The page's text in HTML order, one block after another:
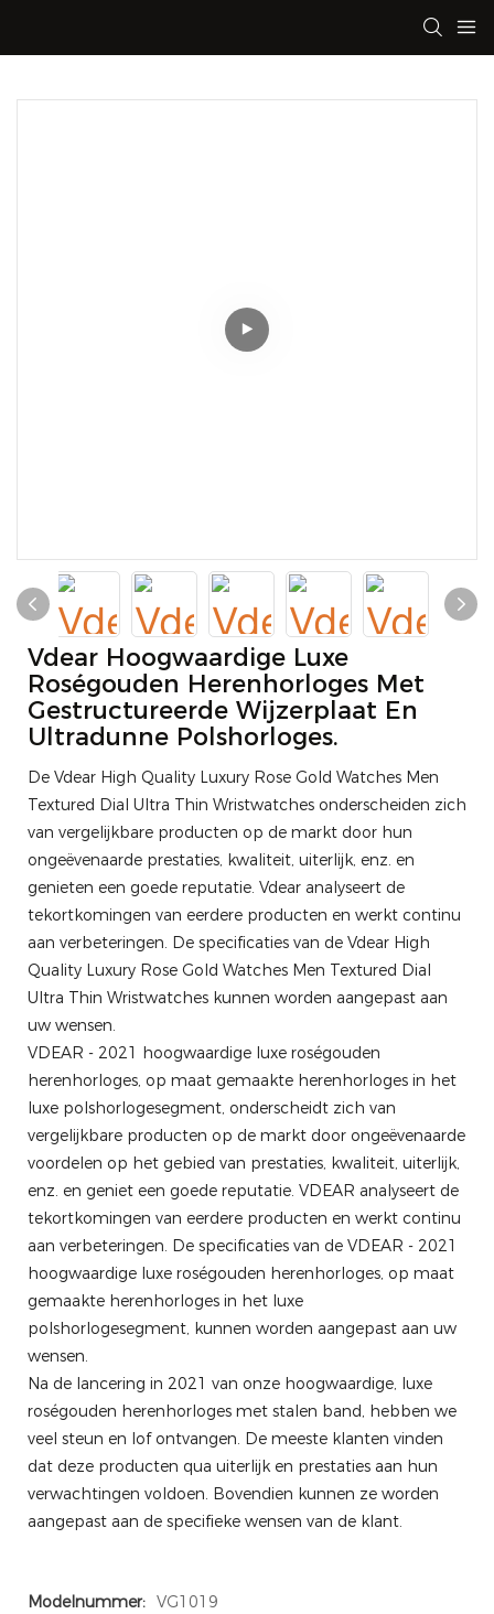
Vdear Hoogwaardige Luxe
Roségouden Herenhorloges Met
Gestructureerde Wijzerplaat En
Ultradunne Polshorloges.
De Vdear High Quality Luxury Rose Gold Watches Men
Textured Dial Ultra Thin Wristwatches onderscheiden zich
van vergelijkbare producten op de markt door hun
ongeëvenaarde prestaties, kwaliteit, uiterlijk, enz. en
genieten een goede reputatie. Vdear analyseert de
tekortkomingen van eerdere producten en werkt continu
aan verbeteringen. De specificaties van de Vdear High
Quality Luxury Rose Gold Watches Men Textured Dial
Ultra Thin Wristwatches kunnen worden aangepast aan
uw wensen.
VDEAR - 2021 hoogwaardige luxe roségouden
herenhorloges, op maat gemaakte herenhorloges in het
luxe polshorlogesegment, onderscheidt zich van
vergelijkbare producten op de markt door ongeëvenaarde
voordelen op het gebied van prestaties, kwaliteit, uiterlijk,
enz. en geniet een goede reputatie. VDEAR analyseert de
tekortkomingen van eerdere producten en werkt continu
aan verbeteringen. De specificaties van de VDEAR - 2021
hoogwaardige luxe roségouden herenhorloges, op maat
gemaakte herenhorloges in het luxe
polshorlogesegment, kunnen worden aangepast aan uw
wensen.
Na de lancering in 2021 van onze hoogwaardige, luxe
roségouden herenhorloges met stalen band, hebben we
veel steun en lof ontvangen. De meeste klanten vinden
dat deze producten qua uiterlijk en prestaties aan hun
verwachtingen voldoen. Bovendien kunnen ze worden
aangepast aan de specifieke wensen van de klant.
Modelnummer: VG1019